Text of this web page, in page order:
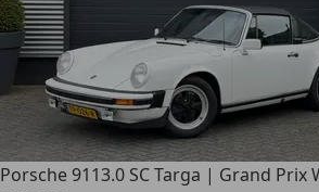
Porsche 9113.0 SC Targa | Grand Prix